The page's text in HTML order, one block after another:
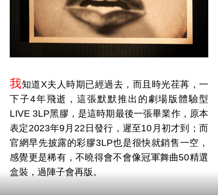
我知道X夫人時期已經過去，而且時光荏苒，一
下子4年飛逝，這張默默推出的劇場版體驗型
LIVE 3LP黑膠，是這時期最後一張畢業作，原本
表定2023年9月22日發行，遲至10月初才到；而
官網早先披露的彩膠3LP也是很快就銷售一空，
感覺更是稀有，不曉得會不會像冠軍舞曲50精選
盒裝，過陣子會再版。